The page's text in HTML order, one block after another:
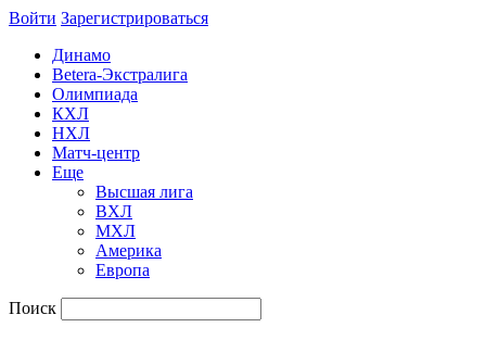
Войти Зарегиcтрироваться
Динамо
Betera-Экстралига
Олимпиада
КХЛ
НХЛ
Матч-центр
Еще
Высшая лига
ВХЛ
МХЛ
Америка
Европа
Поиск